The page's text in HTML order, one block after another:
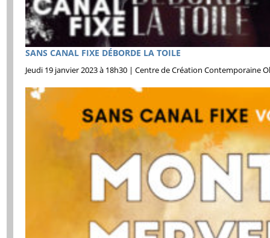
SANS CANAL FIXE DÉBORDE LA TOILE
Jeudi 19 janvier 2023 à 18h30 | Centre de Création Contemporaine